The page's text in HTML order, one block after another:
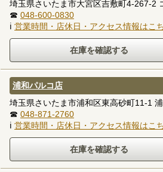
埼玉県さいたま市大宮区吉敷町4-267-2
☎ 048-600-0830
ℹ 営業時間・店休日・アクセス情報はこ
浦和パルコ店
埼玉県さいたま市浦和区東高砂町11-1
☎ 048-871-2760
ℹ 営業時間・店休日・アクセス情報はこ